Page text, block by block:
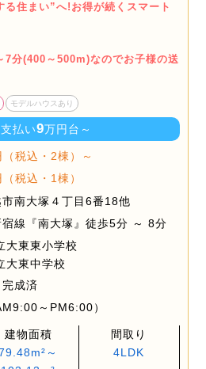
住まい”へ!お得が続くスマート
7分(400～500m)なのでお子様の送
モデルハウスあり
払い9万円台～
（税込・2棟）～
税込・1棟）
南大塚４丁目6番18他
線『南大塚』徒歩5分 ～ 8分
大東東小学校
大東中学校
成済
～PM6:00）
建物面積
～
間取り
4LDK